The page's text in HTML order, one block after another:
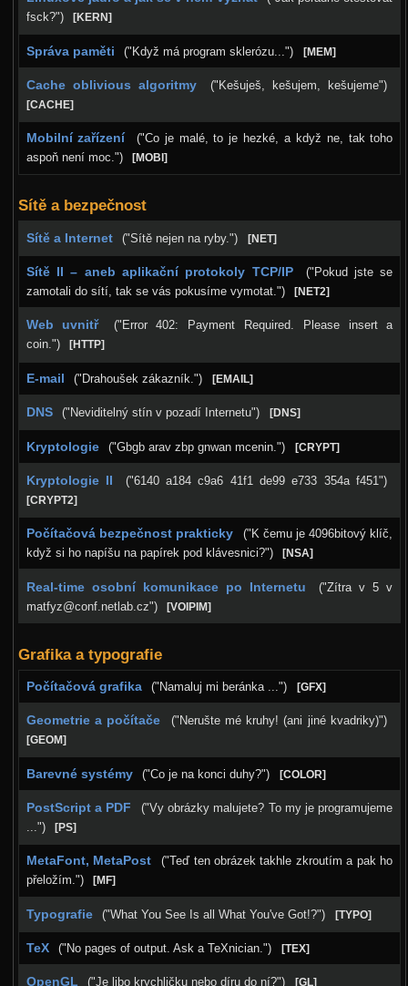
fsck?")
[KERN]
Správa paměti ("Když má program sklerózu...") [MEM]
Cache oblivious algoritmy ("Kešuješ, kešujem, kešujeme")
[CACHE]
Mobilní zařízení
("Co je malé, to je hezké, a když ne, tak toho
aspoň není moc.")
[MOBI]
Sítě a bezpečnost
Sítě a Internet ("Sítě nejen na ryby.") [NET]
Sítě II – aneb aplikační protokoly TCP/IP
("Pokud jste se
zamotali do sítí, tak se vás pokusíme vymotat.")
[NET2]
Web uvnitř
("Error 402: Payment Required. Please insert a
coin.")
[HTTP]
E-mail ("Drahoušek zákazník.") [EMAIL]
DNS ("Neviditelný stín v pozadí Internetu") [DNS]
Kryptologie ("Gbgb arav zbp gnwan mcenin.") [CRYPT]
Kryptologie II ("6140 a184 c9a6 41f1 de99 e733 354a f451")
[CRYPT2]
Počítačová bezpečnost prakticky
("K čemu je 4096bitový klíč,
když si ho napíšu na papírek pod klávesnici?")
[NSA]
Real-time osobní komunikace po Internetu
("Zítra v 5 v
matfyz@conf.netlab.cz")
[VOIPIM]
Grafika a typografie
Počítačová grafika ("Namaluj mi beránka ...") [GFX]
Geometrie a počítače ("Nerušte mé kruhy! (ani jiné kvadriky)")
[GEOM]
Barevné systémy ("Co je na konci duhy?") [COLOR]
PostScript a PDF
("Vy obrázky malujete? To my je programujeme
...")
[PS]
MetaFont, MetaPost
("Teď ten obrázek takhle zkroutím a pak ho
přeložím.")
[MF]
Typografie ("What You See Is all What You've Got!?") [TYPO]
TeX ("No pages of output. Ask a TeXnician.") [TEX]
OpenGL ("Je libo krychličku nebo díru do ní?") [GL]